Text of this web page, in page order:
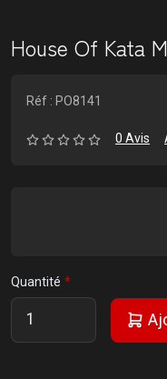
House Of Kata
Réf : PO8141
0 Avis
Quantité